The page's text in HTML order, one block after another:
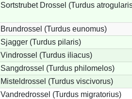
Sortstrubet Drossel (Turdus
Brundrossel (Turdus eunomus)
Sjagger (Turdus pilaris)
Vindrossel (Turdus iliacus)
Sangdrossel (Turdus philomelos)
Misteldrossel (Turdus viscivorus)
Vandredrossel (Turdus migratorius)